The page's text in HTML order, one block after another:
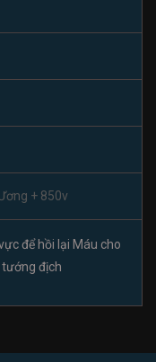
+ 850v
để hồi lại Máu cho
địch